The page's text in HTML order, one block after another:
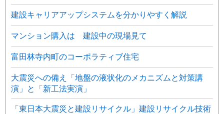
建設キャリアアップシステムを分かりやすく解説
マンション購入は 建設中の現場見て
富田林寺内町のコーポラティブ住宅
大震災への備え「地盤の液状化のメカニズムと対策講
演」と「新工法実演」
「東日本大震災と建設リサイクル」建設リサイクル技術